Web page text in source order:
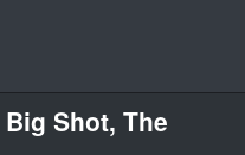
Big Shot, The